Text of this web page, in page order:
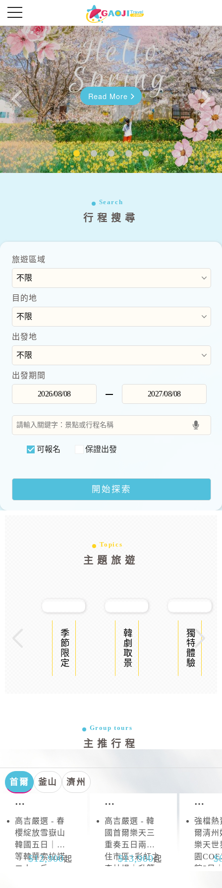
Read More
Read More
往前 往後
Search
行程搜尋
旅遊區域
目的地
出發地
出發期間
可報名 保證出發
Topics
主題旅遊
季節限定 韓劇取景 獨特體驗
Group tours
主推行程
首爾 釜山 濟州
首
雪
嶽
山
高吉嚴選 - 春
櫻綻放雪嶽山
韓國五日｜升
等韓華索拉諾
二人一戶
12,900起
首
抱
川
高吉嚴選 - 韓
國首爾樂天三
重奏五日兩晚
住市區+彩虹之
森片場｜升等
13,900起
首
強檔熱
爾清州
樂天世
園
館5日